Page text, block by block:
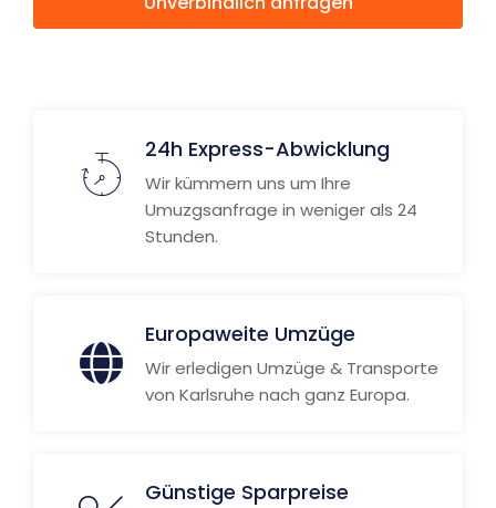
24h Express-Abwicklung
Wir kümmern uns um Ihre
Umuzgsanfrage in weniger als 24
Stunden.
Europaweite Umzüge
Wir erledigen Umzüge & Transporte
von Karlsruhe nach ganz Europa.
Günstige Sparpreise